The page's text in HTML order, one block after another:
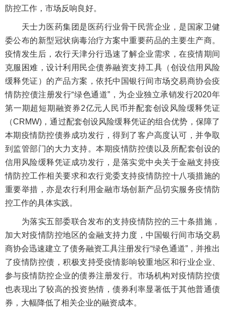
防控工作，市场反响良好。
天士力医药集团是医药行业骨干民营企业，是国家卫健
委公布的新型冠状病毒治疗方案中重要药品的主要生产商。
疫情发生后，农行天津分行迅速了解企业需求，在疫情期间
克服困难，设计利用民企债券融资支持工具（创设信用风险
缓释凭证）的产品方案，依托中国银行间市场交易商协会疫
情防控债注册发行“绿色通道”，为企业独立承销发行2020年
第一期超短期融资券2亿元人民币并配套创设风险缓释凭证
（CRMW)，通过配套创设风险缓释凭证的组合优势，保障了
本期疫情防控债券成功发行，得到了客户高度认可，并争取
到监管部门的大力支持。本期疫情防控债以及所配套创设的
信用风险缓释凭证成功发行，是落实党中央关于金融支持疫
情防控工作相关要求和农行党委支持疫情防控十八项措施的
重要举措，亦是农行利用金融市场创新产品切实服务疫情防
控工作的具体实践。
为落实五部委联合发布的支持疫情防控的三十条措施，
加大对疫情防控地区的金融支持力度，中国银行间市场交易
商协会迅速建立了债务融资工具注册发行“绿色通道”，并推出
了疫情防控债，积极支持受疫情影响较重地区和行业企业、
参与疫情防控企业的债券注册发行。市场机构对疫情防控债
也表现出了较高的投资热情，债券利率显著低于其他普通债
券，大幅降低了相关企业的融资成本。